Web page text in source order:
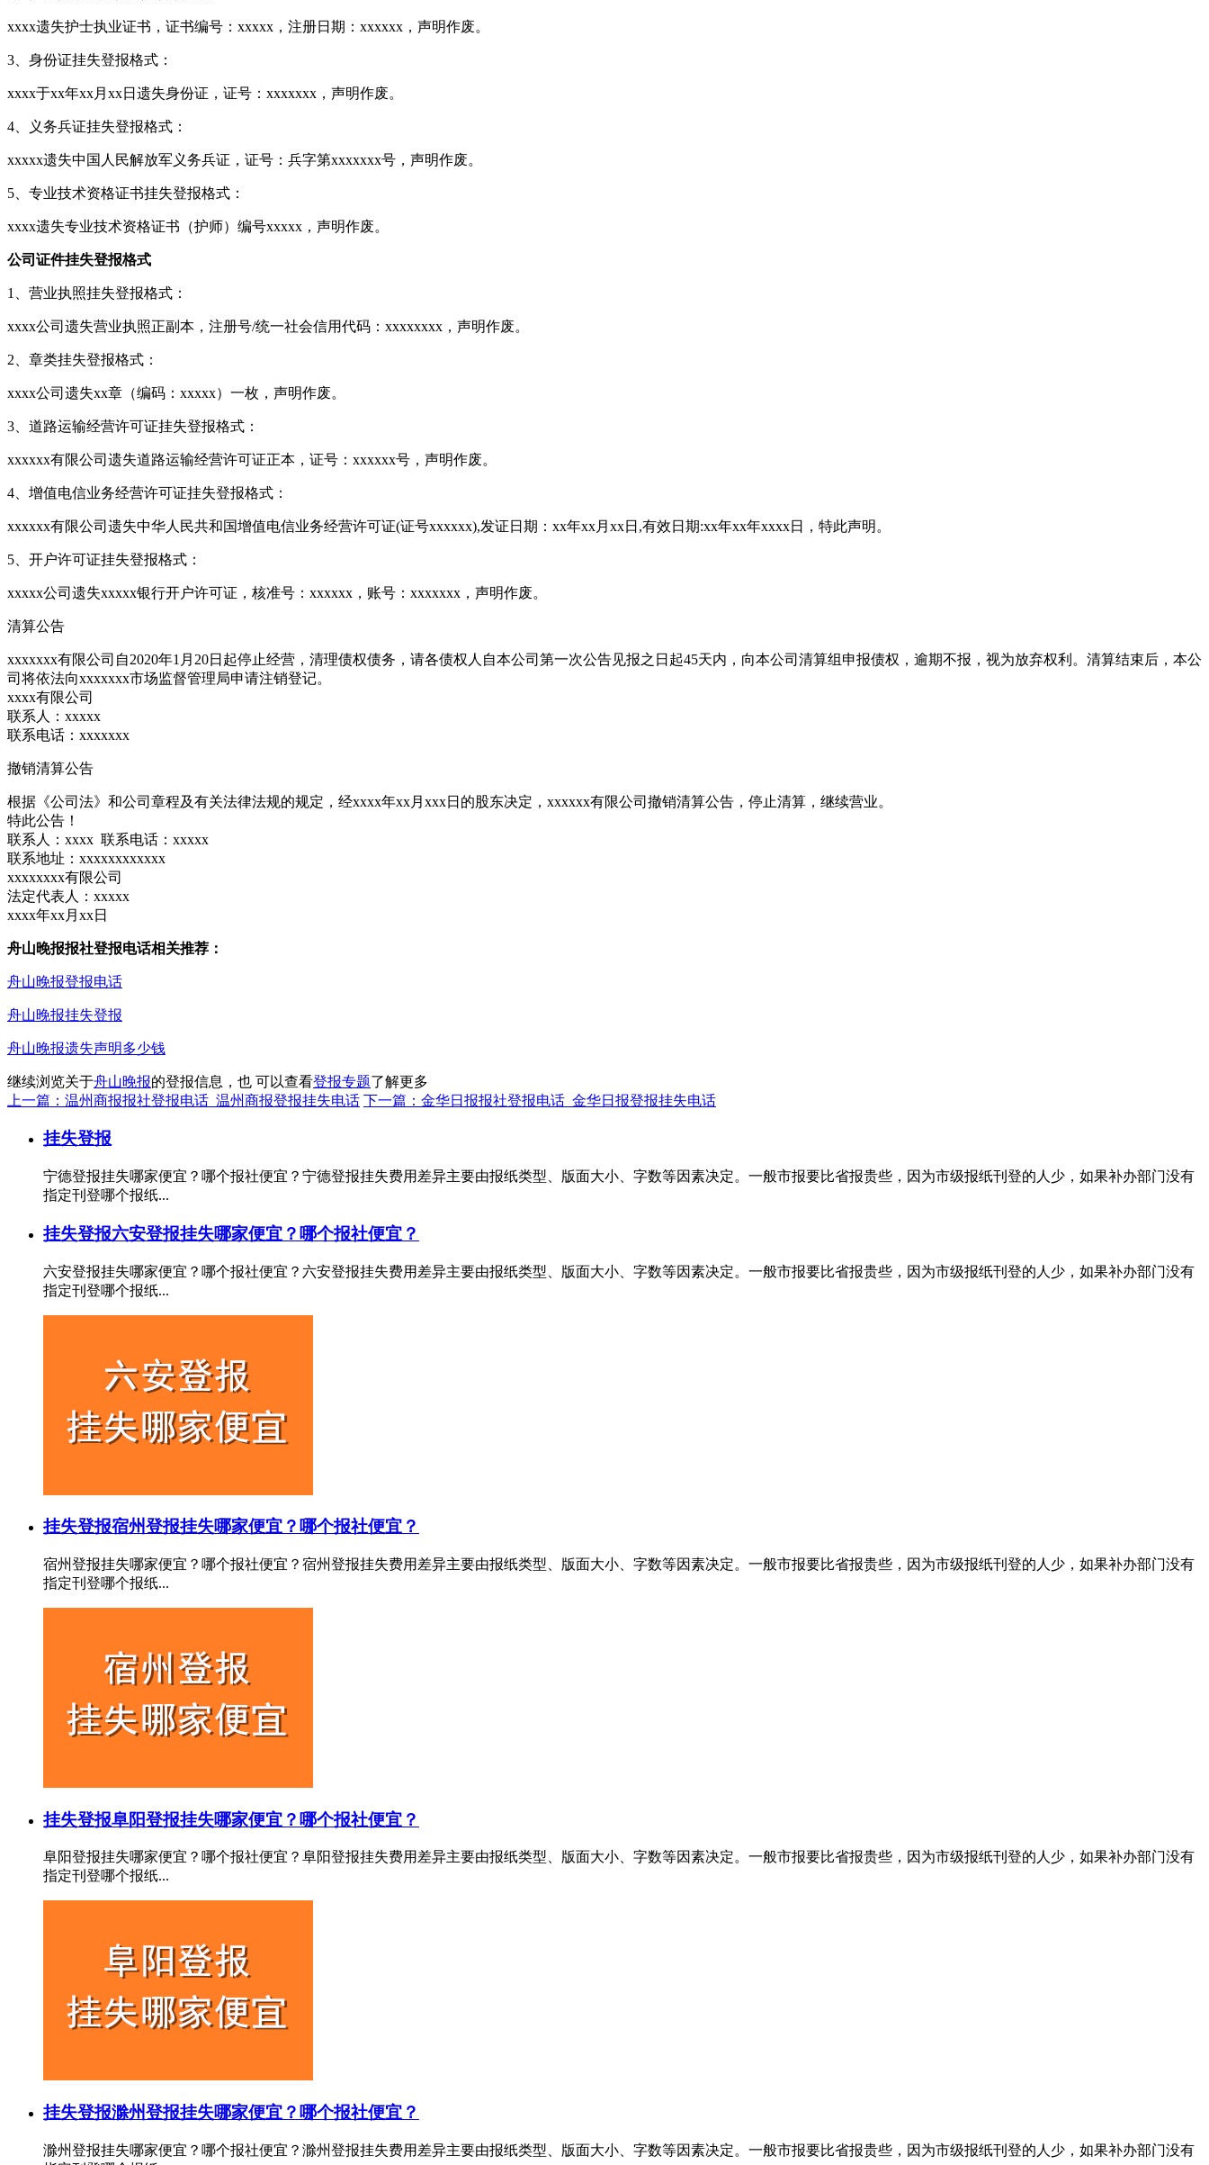
xxxx遗失护士执业证书，证书编号：xxxxx，注册日期：xxxxxx，声明作废。
3、身份证挂失登报格式：
xxxx于xx年xx月xx日遗失身份证，证号：xxxxxxx，声明作废。
4、义务兵证挂失登报格式：
xxxxx遗失中国人民解放军义务兵证，证号：兵字第xxxxxxx号，声明作废。
5、专业技术资格证书挂失登报格式：
xxxx遗失专业技术资格证书（护师）编号xxxxx，声明作废。
公司证件挂失登报格式
1、营业执照挂失登报格式：
xxxx公司遗失营业执照正副本，注册号/统一社会信用代码：xxxxxxxx，声明作废。
2、章类挂失登报格式：
xxxx公司遗失xx章（编码：xxxxx）一枚，声明作废。
3、道路运输经营许可证挂失登报格式：
xxxxxx有限公司遗失道路运输经营许可证正本，证号：xxxxxx号，声明作废。
4、增值电信业务经营许可证挂失登报格式：
xxxxxx有限公司遗失中华人民共和国增值电信业务经营许可证(证号xxxxxx),发证日期：xx年xx月xx日,有效日期:xx年xx年xxxx日，特此声明。
5、开户许可证挂失登报格式：
xxxxx公司遗失xxxxx银行开户许可证，核准号：xxxxxx，账号：xxxxxxx，声明作废。
清算公告
xxxxxxx有限公司自2020年1月20日起停止经营，清理债权债务，请各债权人自本公司第一次公告见报之日起45天内，向本公司清算组申报债权，逾期不报，视为放弃权利。清算结束后，本公
司将依法向xxxxxxx市场监督管理局申请注销登记。
xxxx有限公司
联系人：xxxxx
联系电话：xxxxxxx
撤销清算公告
根据《公司法》和公司章程及有关法律法规的规定，经xxxx年xx月xxx日的股东决定，xxxxxx有限公司撤销清算公告，停止清算，继续营业。
特此公告！
联系人：xxxx 联系电话：xxxxx
联系地址：xxxxxxxxxxxx
xxxxxxxx有限公司
法定代表人：xxxxx
xxxx年xx月xx日
舟山晚报报社登报电话相关推荐：
舟山晚报登报电话
舟山晚报挂失登报
舟山晚报遗失声明多少钱
继续浏览关于舟山晚报的登报信息，也 可以查看登报专题了解更多
上一篇：温州商报报社登报电话_温州商报登报挂失电话 下一篇：金华日报报社登报电话_金华日报登报挂失电话
挂失登报
宁德登报挂失哪家便宜？哪个报社便宜？宁德登报挂失费用差异主要由报纸类型、版面大小、字数等因素决定。一般市报要比省报贵些，因为市级报纸刊登的人少，如果补办部门没有
指定刊登哪个报纸...
挂失登报六安登报挂失哪家便宜？哪个报社便宜？
六安登报挂失哪家便宜？哪个报社便宜？六安登报挂失费用差异主要由报纸类型、版面大小、字数等因素决定。一般市报要比省报贵些，因为市级报纸刊登的人少，如果补办部门没有
指定刊登哪个报纸...
挂失登报宿州登报挂失哪家便宜？哪个报社便宜？
宿州登报挂失哪家便宜？哪个报社便宜？宿州登报挂失费用差异主要由报纸类型、版面大小、字数等因素决定。一般市报要比省报贵些，因为市级报纸刊登的人少，如果补办部门没有
指定刊登哪个报纸...
挂失登报阜阳登报挂失哪家便宜？哪个报社便宜？
阜阳登报挂失哪家便宜？哪个报社便宜？阜阳登报挂失费用差异主要由报纸类型、版面大小、字数等因素决定。一般市报要比省报贵些，因为市级报纸刊登的人少，如果补办部门没有
指定刊登哪个报纸...
挂失登报滁州登报挂失哪家便宜？哪个报社便宜？
滁州登报挂失哪家便宜？哪个报社便宜？滁州登报挂失费用差异主要由报纸类型、版面大小、字数等因素决定。一般市报要比省报贵些，因为市级报纸刊登的人少，如果补办部门没有